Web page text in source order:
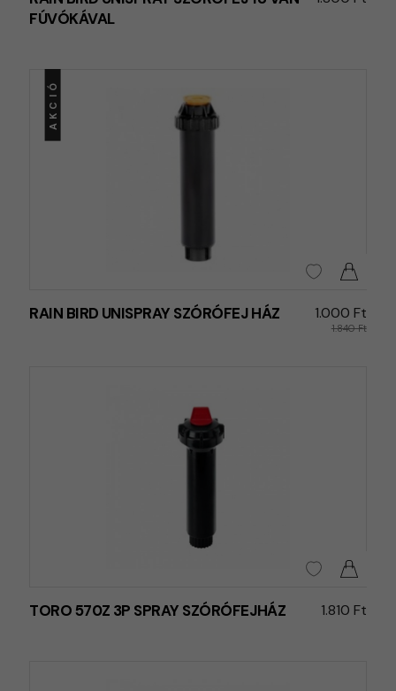
FÚVÓKÁVAL
AKCIÓ
RAIN BIRD UNISPRAY SZÓRÓFEJ HÁZ 1.000 Ft
1.840 Ft
TORO 570Z 3P SPRAY SZÓRÓFEJHÁZ 1.810 Ft